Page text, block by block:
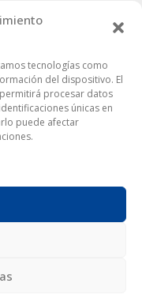
tecnologías como
del dispositivo. El
procesar datos
únicas en
puede afectar
tu experiencia. Al